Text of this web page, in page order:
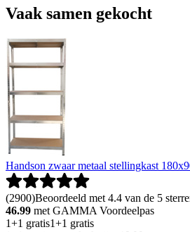
Vaak samen gekocht
Handson zwaar metaal stellingkast
(2900)Beoordeeld met 4.4 van de 5
46.99 met GAMMA Voordeelpas
1+1 gratis1+1 gratis